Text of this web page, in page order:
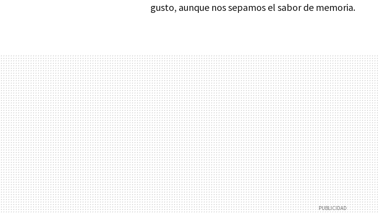
gusto, aunque nos sepamos el sabor de memoria.